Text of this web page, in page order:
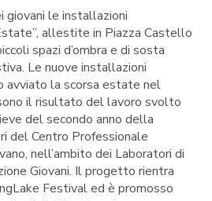
giovani le installazioni
allestite in Piazza Castello
spazi d’ombra e di sosta
Le nuove installazioni
avviato la scorsa estate nel
il risultato del lavoro svolto
del secondo anno della
del Centro Professionale
nell’ambito dei Laboratori di
Giovani. Il progetto rientra
Festival ed è promosso